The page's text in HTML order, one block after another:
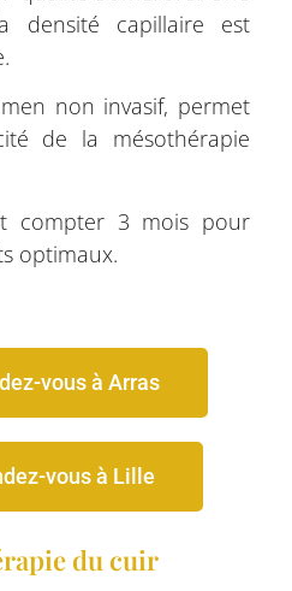
densité capillaire est
non invasif, permet
de la mésothérapie
compter 3 mois pour
optimaux.
vous à Arras
vous à Lille
du cuir